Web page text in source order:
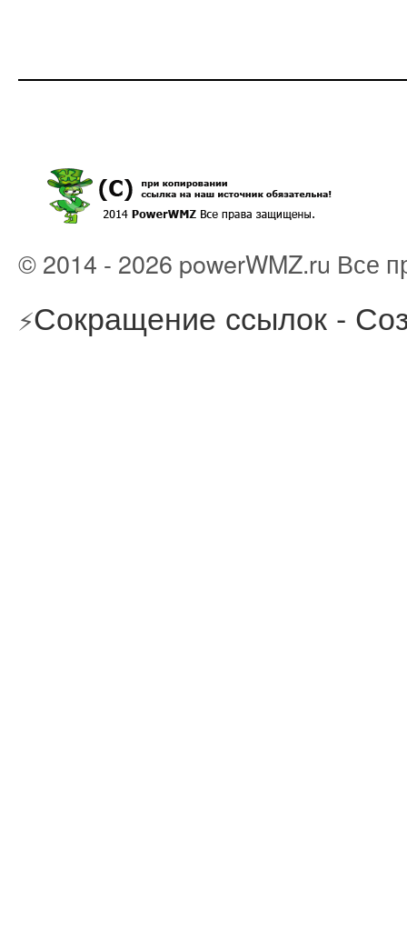
© 2014 - 2026 powerWMZ.ru Все
⚡Сокращение ссылок -